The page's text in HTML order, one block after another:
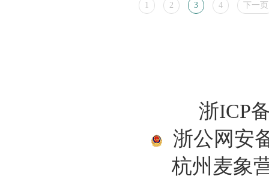
1 2 3 4 下一页
浙ICP
浙公网安
杭州麦象